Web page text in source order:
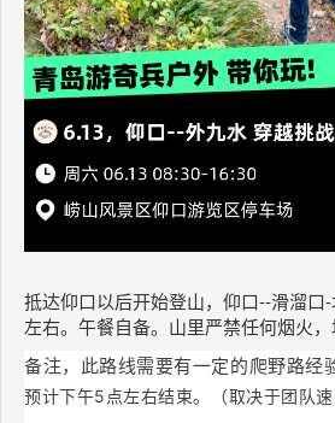
抵达仰口以后开始登山， 仰口--滑溜口
左右。午餐自备。山里严禁任何烟火，
备注，此路线需要有一定的爬野路经
预计下午5点左右结束。（取决于团队速